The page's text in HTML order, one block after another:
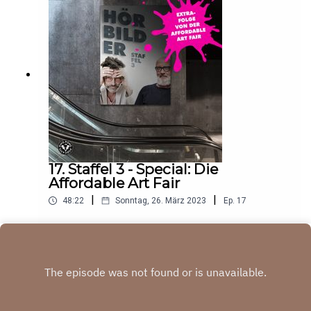
17. Staffel 3 - Special: Die
Affordable Art Fair
48:22 Sonntag, 26. März 2023 Ep. 17